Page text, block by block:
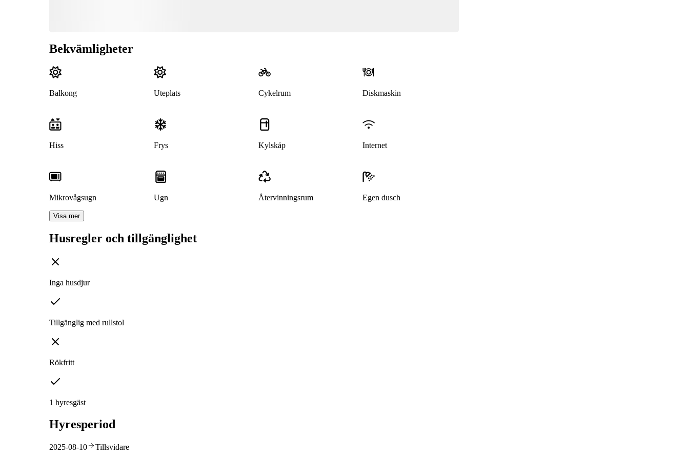
Bekvämligheter
Balkong Uteplats Cykelrum Diskmaskin
Hiss Frys Kylskåp Internet
Mikrovågsugn Ugn Återvinningsrum Egen dusch
Visa mer
Husregler och tillgänglighet
Inga husdjur
Tillgänglig med rullstol
Rökfritt
1 hyresgäst
Hyresperiod
2025-08-10 Tillsvidare